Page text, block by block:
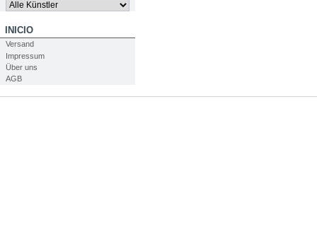
INICIO
Versand
Impressum
Über uns
AGB